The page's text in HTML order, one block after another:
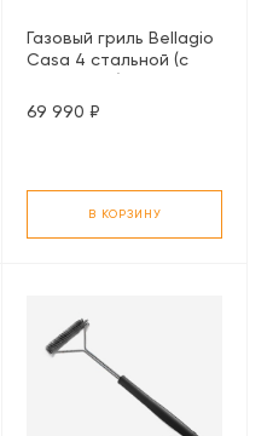
Газовый гриль Bellagio
Casa 4 стальной (с
69 990 ₽
В КОРЗИНУ